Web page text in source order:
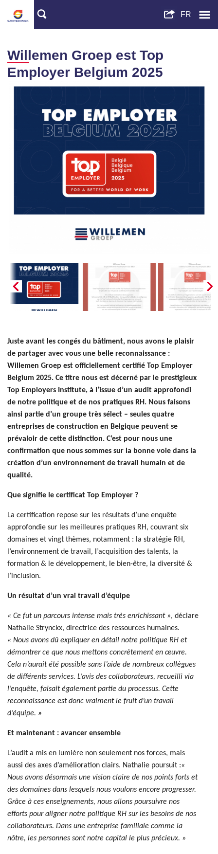
Willemen Groep est Top
Employer Belgium 2025
Juste avant les congés du bâtiment, nous avons le plaisir
de partager avec vous une belle reconnaissance :
Willemen Groep est officiellement certifié Top Employer
Belgium 2025. Ce titre nous est décerné par le prestigieux
Top Employers Institute, à l’issue d’un audit approfondi
de notre politique et de nos pratiques RH. Nous faisons
ainsi partie d’un groupe très sélect – seules quatre
entreprises de construction en Belgique peuvent se
prévaloir de cette distinction. C’est pour nous une
confirmation que nous sommes sur la bonne voie dans la
création d’un environnement de travail humain et de
qualité.
Que signifie le certificat Top Employer ?
La certification repose sur les résultats d’une enquête
approfondie sur les meilleures pratiques RH, couvrant six
domaines et vingt thèmes, notamment : la stratégie RH,
l’environnement de travail, l’acquisition des talents, la
formation & le développement, le bien-être, la diversité &
l’inclusion.
Un résultat d’un vrai travail d’équipe
« Ce fut un parcours intense mais très enrichissant », déclare
Nathalie Strynckx, directrice des ressources humaines.
« Nous avons dû expliquer en détail notre politique RH et
démontrer ce que nous mettons concrètement en œuvre.
Cela n’aurait été possible sans l’aide de nombreux collègues
de différents services. L’avis des collaborateurs, recueilli via
l’enquête, faisait également partie du processus. Cette
reconnaissance est donc vraiment le fruit d’un travail
d’équipe. »
Et maintenant : avancer ensemble
L’audit a mis en lumière non seulement nos forces, mais
aussi des axes d’amélioration clairs. Nathalie poursuit :«
Nous avons désormais une vision claire de nos points forts et
des domaines dans lesquels nous voulons encore progresser.
Grâce à ces enseignements, nous allons poursuivre nos
efforts pour aligner notre politique RH sur les besoins de nos
collaborateurs. Dans une entreprise familiale comme la
nôtre, les personnes sont notre capital le plus précieux. »